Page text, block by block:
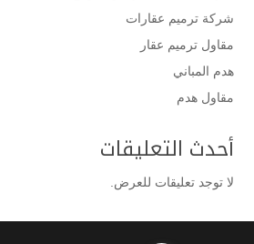
شركة ترميم عقارات
مقاول ترميم عقار
هدم المباني
مقاول هدم
أحدث التعليقات
لا توجد تعليقات للعرض.